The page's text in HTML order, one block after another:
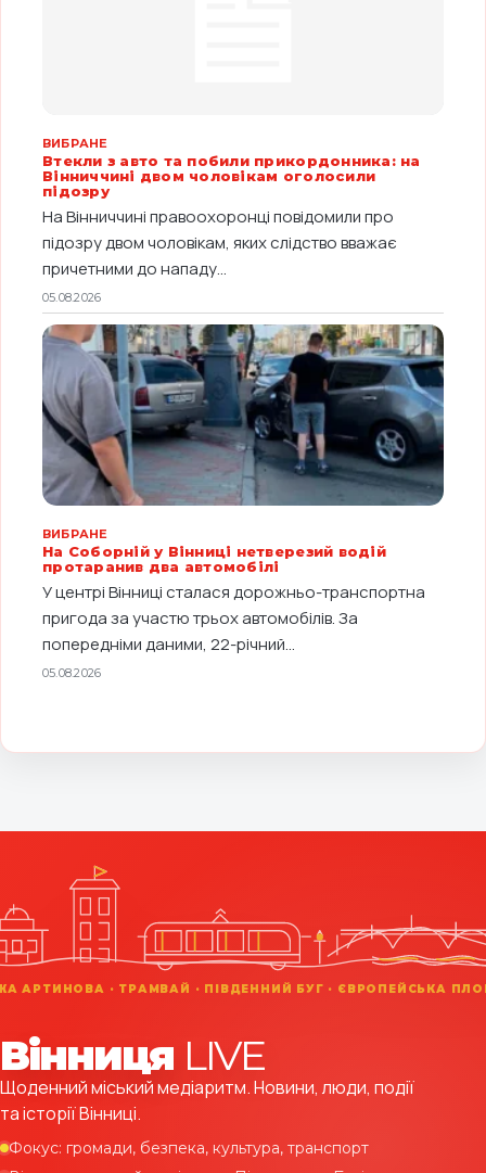
Вінниця LIVE
Щоденний міський медіаритм. Новини, люди, події
та історії Вінниці.
Фокус: громади, безпека, культура, транспорт